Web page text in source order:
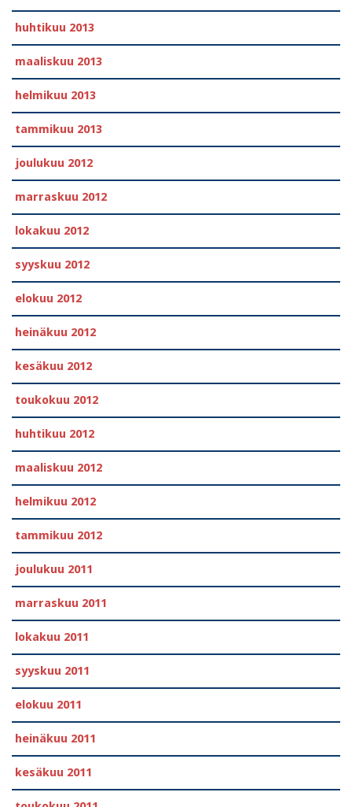
huhtikuu 2013
maaliskuu 2013
helmikuu 2013
tammikuu 2013
joulukuu 2012
marraskuu 2012
lokakuu 2012
syyskuu 2012
elokuu 2012
heinäkuu 2012
kesäkuu 2012
toukokuu 2012
huhtikuu 2012
maaliskuu 2012
helmikuu 2012
tammikuu 2012
joulukuu 2011
marraskuu 2011
lokakuu 2011
syyskuu 2011
elokuu 2011
heinäkuu 2011
kesäkuu 2011